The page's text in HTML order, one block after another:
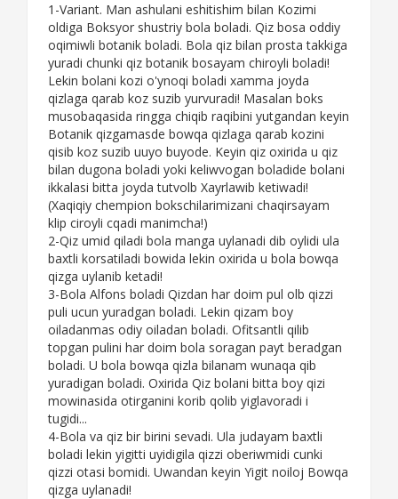
1-Variant. Man ashulani eshitishim bilan Kozimi
oldiga Boksyor shustriy bola boladi. Qiz bosa oddiy
oqimiwli botanik boladi. Bola qiz bilan prosta takkiga
yuradi chunki qiz botanik bosayam chiroyli boladi!
Lekin bolani kozi o'ynoqi boladi xamma joyda
qizlaga qarab koz suzib yurvuradi! Masalan boks
musobaqasida ringga chiqib raqibini yutgandan keyin
Botanik qizgamasde bowqa qizlaga qarab kozini
qisib koz suzib uuyo buyode. Keyin qiz oxirida u qiz
bilan dugona boladi yoki keliwvogan boladide bolani
ikkalasi bitta joyda tutvolb Xayrlawib ketiwadi!
(Xaqiqiy chempion bokschilarimizani chaqirsayam
klip ciroyli cqadi manimcha!)
2-Qiz umid qiladi bola manga uylanadi dib oylidi ula
baxtli korsatiladi bowida lekin oxirida u bola bowqa
qizga uylanib ketadi!
3-Bola Alfons boladi Qizdan har doim pul olb qizzi
puli ucun yuradgan boladi. Lekin qizam boy
oiladanmas odiy oiladan boladi. Ofitsantli qilib
topgan pulini har doim bola soragan payt beradgan
boladi. U bola bowqa qizla bilanam wunaqa qib
yuradigan boladi. Oxirida Qiz bolani bitta boy qizi
mowinasida otirganini korib qolib yiglavoradi i
tugidi...
4-Bola va qiz bir birini sevadi. Ula judayam baxtli
boladi lekin yigitti uyidigila qizzi oberiwmidi cunki
qizzi otasi bomidi. Uwandan keyin Yigit noiloj Bowqa
qizga uylanadi!